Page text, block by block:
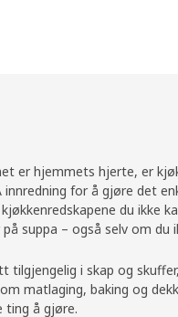
er hjemmets hjerte, er
innredning for å gjøre det
du ikke
suppa – også selv om du
tilgjengelig i skap og
matlaging, baking og
ting å gjøre.